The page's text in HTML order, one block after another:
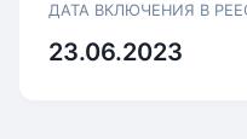
ДАТА ВКЛЮЧЕНИЯ В
23.06.2023